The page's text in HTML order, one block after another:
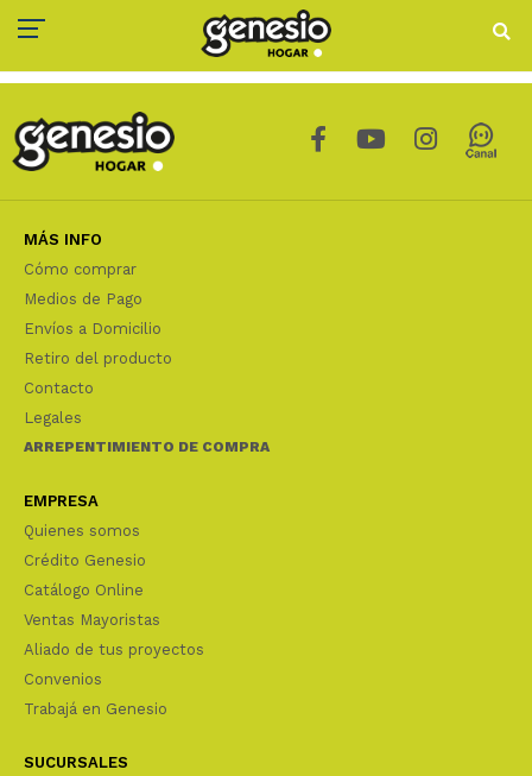
MÁS INFO
Cómo comprar
Medios de Pago
Envíos a Domicilio
Retiro del producto
Contacto
Legales
ARREPENTIMIENTO DE COMPRA
EMPRESA
Quienes somos
Crédito Genesio
Catálogo Online
Ventas Mayoristas
Aliado de tus proyectos
Convenios
Trabajá en Genesio
SUCURSALES